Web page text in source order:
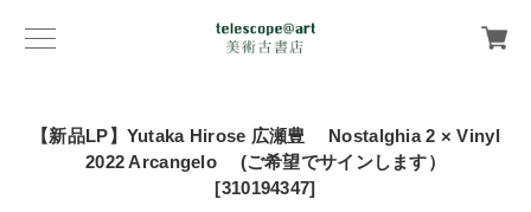
【新品LP】Yutaka Hirose 広瀬豊 Nostalghia 2 × Vinyl
2022 Arcangelo (ご希望でサインします）
[310194347]